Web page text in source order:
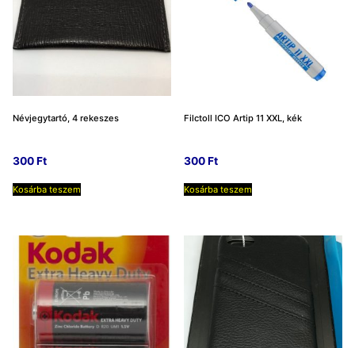
Névjegytartó, 4 rekeszes
300Ft
Kosárba teszem
Filctoll ICO Artip 11 XXL, kék
300Ft
Kosárba teszem